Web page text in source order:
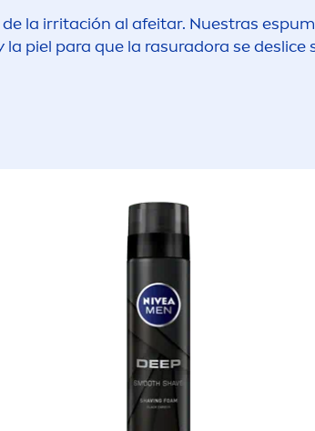
la irritación al afeitar. Nuestras
la piel para que la rasuradora se deslice